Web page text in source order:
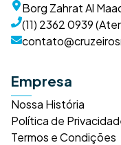
Borg Zahrat Al
(11) 2362 0939
Empresa
Nossa História
Política de
Termos e Condições